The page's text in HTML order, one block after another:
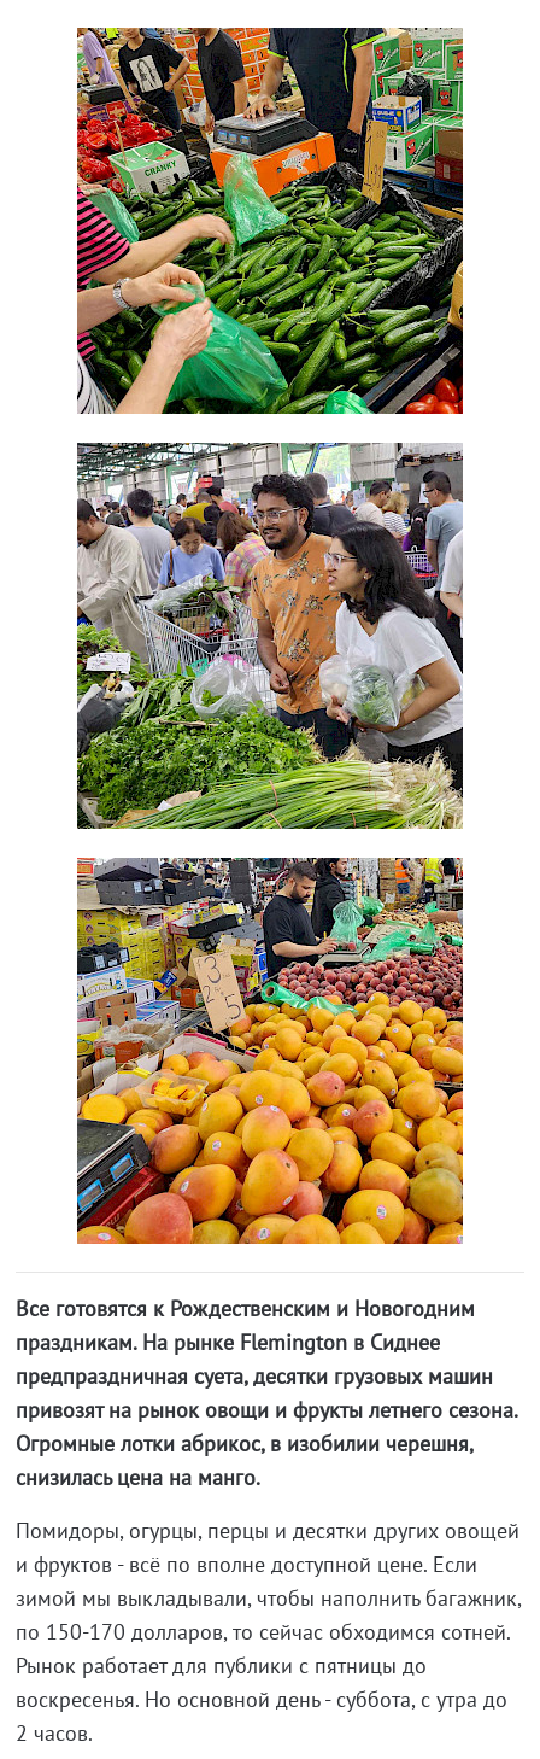
Все готовятся к Рождественским и Новогодним
праздникам. На рынке Flemington в Сиднее
предпраздничная суета, десятки грузовых машин
привозят на рынок овощи и фрукты летнего сезона.
Огромные лотки абрикос, в изобилии черешня,
снизилась цена на манго.
Помидоры, огурцы, перцы и десятки других овощей
и фруктов - всё по вполне доступной цене. Если
зимой мы выкладывали, чтобы наполнить багажник,
по 150-170 долларов, то сейчас обходимся сотней.
Рынок работает для публики с пятницы до
воскресенья. Но основной день - суббота, с утра до
2 часов.